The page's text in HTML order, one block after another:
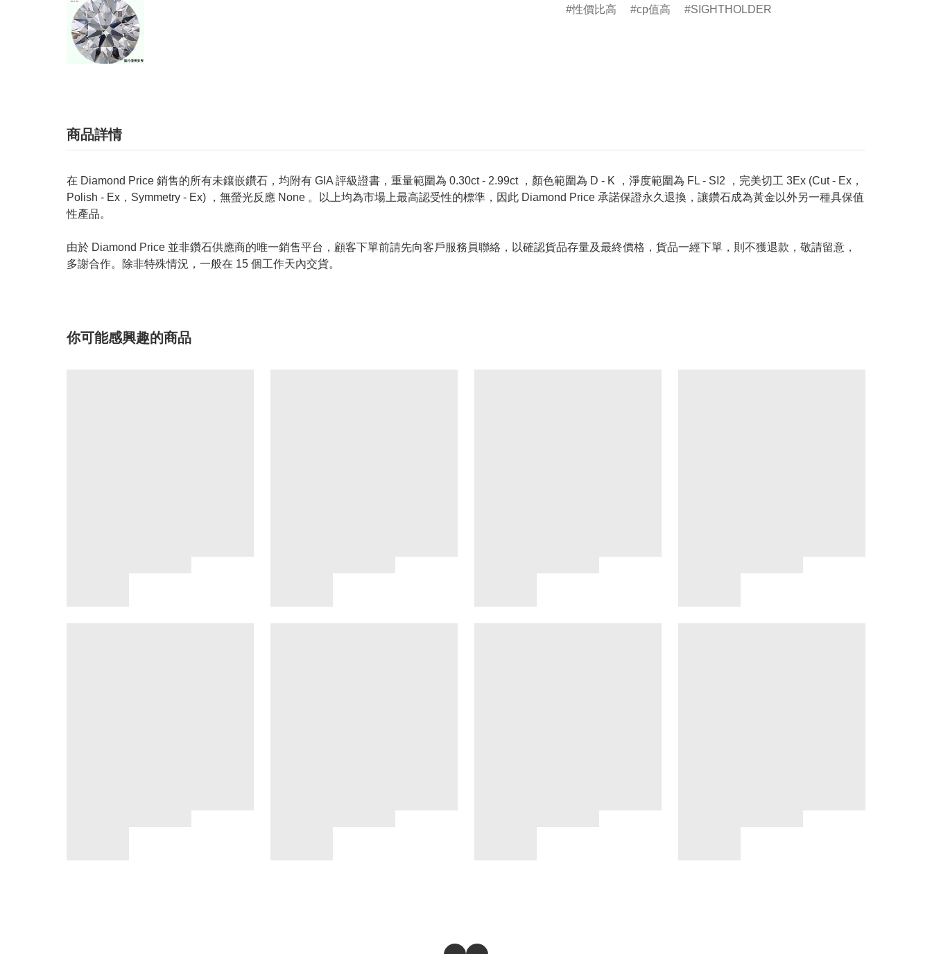
性價比高 cp值高 SIGHTHOLDER
商品詳情
在 Diamond Price 銷售的所有未鑲嵌鑽石，均附有 GIA 評級證書，重量範圍為 0.30ct - 2.99ct ，顏色範圍為 D - K ，淨度範圍為 FL - SI2 ，完美切工 3Ex (Cut - Ex，
Polish - Ex，Symmetry - Ex) ，無螢光反應 None 。以上均為市場上最高認受性的標準，因此 Diamond Price 承諾保證永久退換，讓鑽石成為黃金以外另一種具保值
性產品。
由於 Diamond Price 並非鑽石供應商的唯一銷售平台，顧客下單前請先向客戶服務員聯絡，以確認貨品存量及最終價格，貨品一經下單，則不獲退款，敬請留意，
多謝合作。除非特殊情況，一般在 15 個工作天內交貨。
你可能感興趣的商品